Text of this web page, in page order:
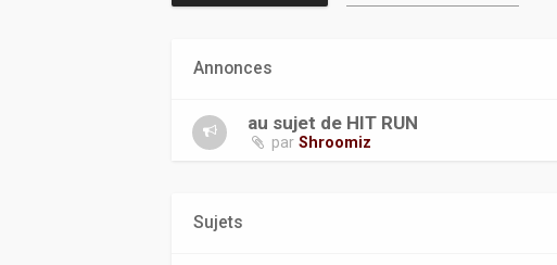
Annonces
au sujet de HIT RUN
parShroomiz
Sujets